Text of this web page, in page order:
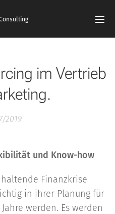
im Vertrieb
2019
und Know-how
Finanzkrise
in ihrer Planung für
werden. Es werden